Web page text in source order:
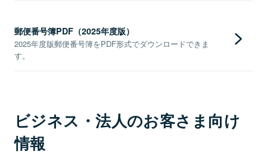
郵便番号簿PDF（2025年度版）
2025年度版郵便番号簿をPDF形式でダウンロードできま
す。
ビジネス・法人のお客さま向け
情報